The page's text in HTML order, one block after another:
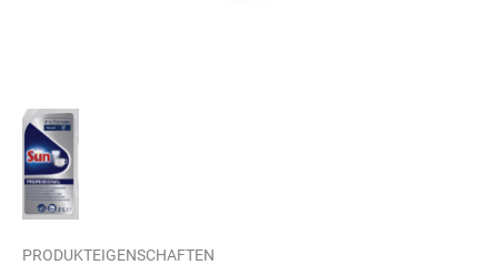
PRODUKTEIGENSCHAFTEN